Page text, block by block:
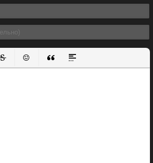
Вставить смайлик
Вставка цитаты
Вставка спойлера